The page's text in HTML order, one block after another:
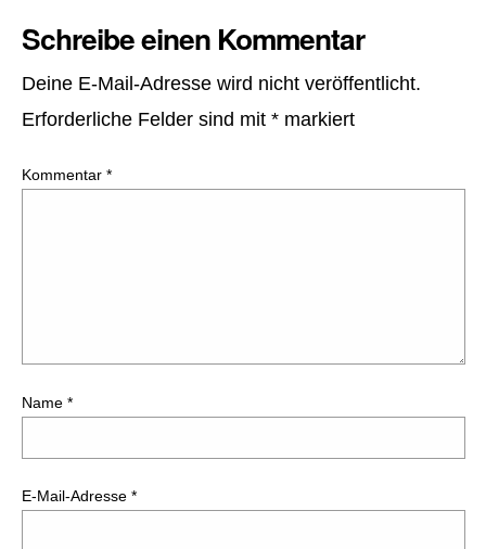
Schreibe einen Kommentar
Deine E-Mail-Adresse wird nicht veröffentlicht.
Erforderliche Felder sind mit *markiert
Kommentar *
Name *
E-Mail-Adresse *